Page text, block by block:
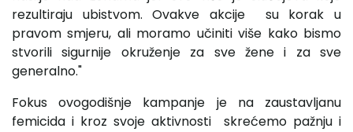
rezultiraju ubistvom. Ovakve akcije su korak u
pravom smjeru, ali moramo učiniti više kako bismo
stvorili sigurnije okruženje za sve žene i za sve
generalno."
Fokus ovogodišnje kampanje je na zaustavljanu
femicida i kroz svoje aktivnosti skrećemo pažnju i